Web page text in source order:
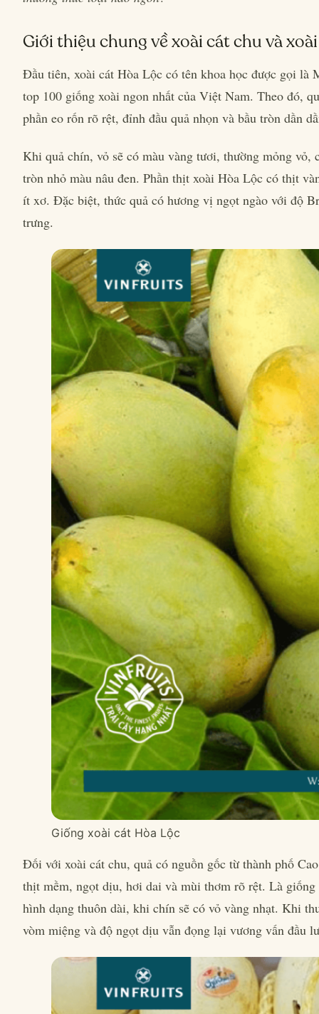
Giới thiệu chung về xoài cát chu và
Đầu tiên, xoài cát Hòa Lộc có tên khoa học được gọi
top 100 giống xoài ngon nhất của Việt Nam. Theo đó,
phần eo rốn rõ rệt, đỉnh đầu quả nhọn và bầu tròn dần
Khi quả chín, vỏ sẽ có màu vàng tươi, thường mỏng
tròn nhỏ màu nâu đen. Phần thịt xoài Hòa Lộc có thịt
ít xơ. Đặc biệt, thức quả có hương vị ngọt ngào với độ
trưng.
Giống xoài cát Hòa Lộc
Đối với xoài cát chu, quả có nguồn gốc từ thành phố
thịt mềm, ngọt dịu, hơi dai và mùi thơm rõ rệt. Là
hình dạng thuôn dài, khi chín sẽ có vỏ vàng nhạt. Khi
vòm miệng và độ ngọt dịu vẫn đọng lại vương vấn đầu